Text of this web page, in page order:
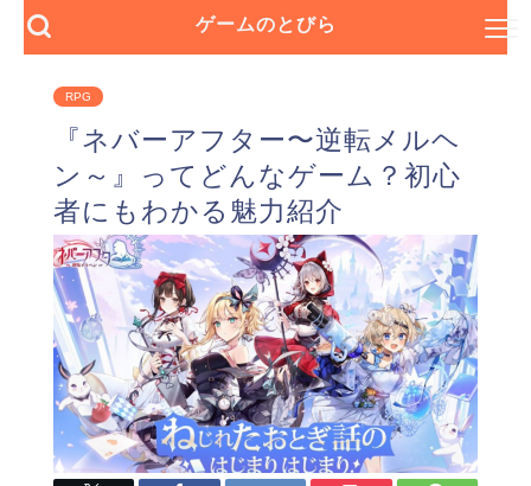
ゲームのとびら
RPG
『ネバーアフター〜逆転メルヘ
ン～』ってどんなゲーム？初心
者にもわかる魅力紹介